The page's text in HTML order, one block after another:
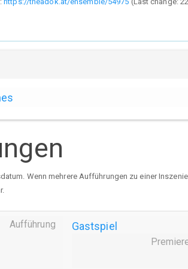
Wenn mehrere Aufführungen zu einer
Aufführung Gastspiel